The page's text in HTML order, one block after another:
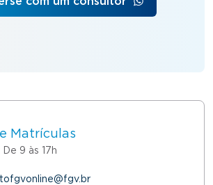
Matrículas
De 9 às 17h